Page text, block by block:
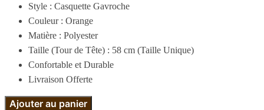
Style : Casquette Gavroche
Couleur : Orange
Matière : Polyester
Taille (Tour de Tête) : 58 cm (Taille Unique)
Confortable et Durable
Livraison Offerte
Ajouter au panier